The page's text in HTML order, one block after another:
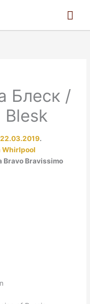
Блеск /
Blesk
22.03.2019.
Whirlpool
Bravo Bravissimo